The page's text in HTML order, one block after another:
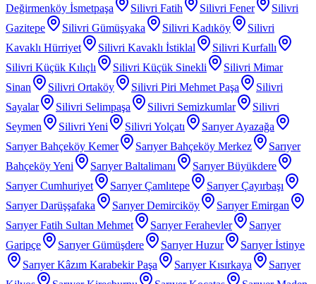
Değirmenköy İsmetpaşa
Silivri Fatih Silivri Fener
Silivri
Gazitepe
Silivri Gümüşyaka Silivri Kadıköy
Silivri
Kavaklı Hürriyet
Silivri Kavaklı İstiklal
Silivri Kurfallı
Silivri Küçük Kılıçlı
Silivri Küçük Sinekli
Silivri Mimar
Sinan
Silivri Ortaköy Silivri Piri Mehmet Paşa
Silivri
Sayalar
Silivri Selimpaşa Silivri Semizkumlar
Silivri
Seymen
Silivri Yeni Silivri Yolçatı
Sarıyer Ayazağa
Sarıyer Bahçeköy Kemer
Sarıyer Bahçeköy Merkez
Sarıyer
Bahçeköy Yeni
Sarıyer Baltalimanı
Sarıyer Büyükdere
Sarıyer Cumhuriyet
Sarıyer Çamlıtepe
Sarıyer Çayırbaşı
Sarıyer Darüşşafaka
Sarıyer Demirciköy
Sarıyer Emirgan
Sarıyer Fatih Sultan Mehmet
Sarıyer Ferahevler
Sarıyer
Garipçe
Sarıyer Gümüşdere Sarıyer Huzur
Sarıyer İstinye
Sarıyer Kâzım Karabekir Paşa
Sarıyer Kısırkaya
Sarıyer